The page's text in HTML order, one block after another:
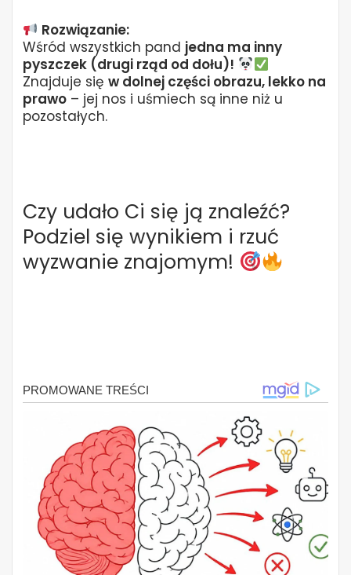
Rozwiązanie:
Wśród wszystkich pand jedna ma inny
pyszczek (drugi rząd od dołu)!
Znajduje się w dolnej części obrazu, lekko na
prawo – jej nos i uśmiech są inne niż u
pozostałych.
Czy udało Ci się ją znaleźć?
Podziel się wynikiem i rzuć
wyzwanie znajomym!